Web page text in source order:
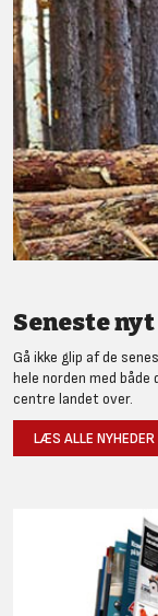
Seneste
Gå ikke glip af de
hele norden med
centre landet over.
LÆS ALLE NYHEDER